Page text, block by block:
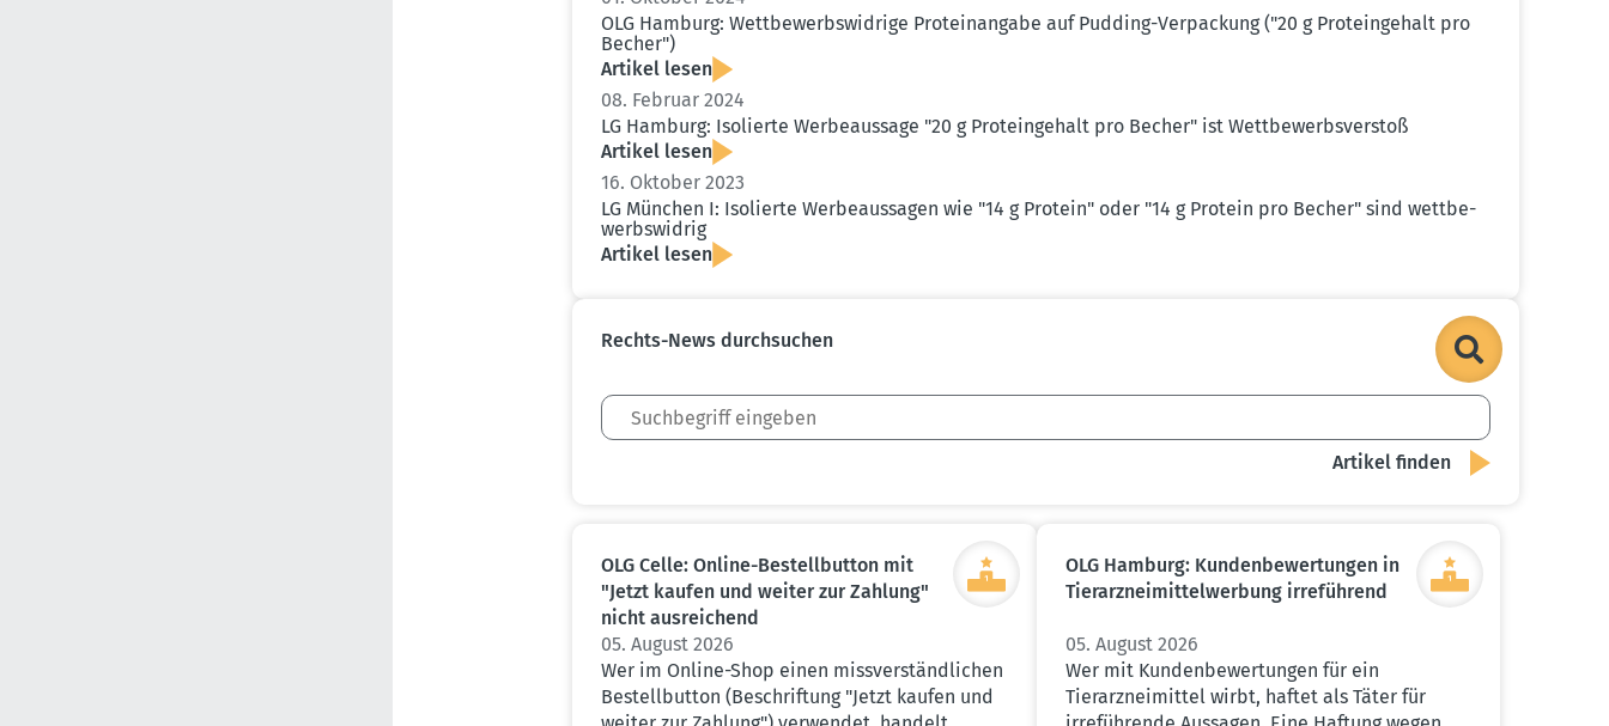
OLG Hamburg: Wettbe­werbs­widrige Prote­in­angabe auf Pudding-Verpa­ckung ("20 g Prote­in­gehalt pro
Becher")
Artikel lesen
08. Februar 2024
LG Hamburg: Isolierte Werbe­aussage "20 g Prote­in­gehalt pro Becher" ist Wettbe­werbs­verstoß
Artikel lesen
16. Oktober 2023
LG München I: Isolierte Werbe­aus­sagen wie "14 g Protein" oder "14 g Protein pro Becher" sind wettbe­
werbs­widrig
Artikel lesen
Rechts-News durch­suchen
OLG Celle: Online-Bestell­button mit
"Jetzt kaufen und weiter zur Zahlung"
nicht ausrei­chend
05. August 2026
Wer im Online-Shop einen missverständlichen
Bestellbutton (Beschriftung "Jetzt kaufen und
OLG Hamburg: Kunden­be­wer­tungen in
Tierarz­nei­mit­tel­werbung irreführend
05. August 2026
Wer mit Kundenbewertungen für ein
Tierarzneimittel wirbt, haftet als Täter für